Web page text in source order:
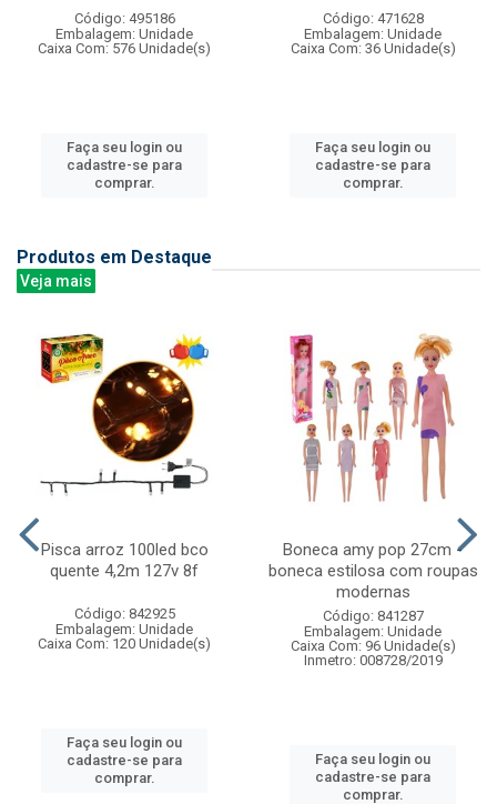
Código: 495186
Embalagem: Unidade
Caixa Com: 576 Unidade(s)
Faça seu login ou
cadastre-se para
comprar.
Código: 471628
Embalagem: Unidade
Caixa Com: 36 Unidade(s)
Faça seu login ou
cadastre-se para
comprar.
Produtos em Destaque
Veja mais
Pisca arroz 100led bco
quente 4,2m 127v 8f
Código: 842925
Embalagem: Unidade
Caixa Com: 120 Unidade(s)
Faça seu login ou
cadastre-se para
comprar.
Boneca amy pop 27cm -
boneca estilosa com roupas
modernas
Código: 841287
Embalagem: Unidade
Caixa Com: 96 Unidade(s)
Inmetro: 008728/2019
Faça seu login ou
cadastre-se para
comprar.